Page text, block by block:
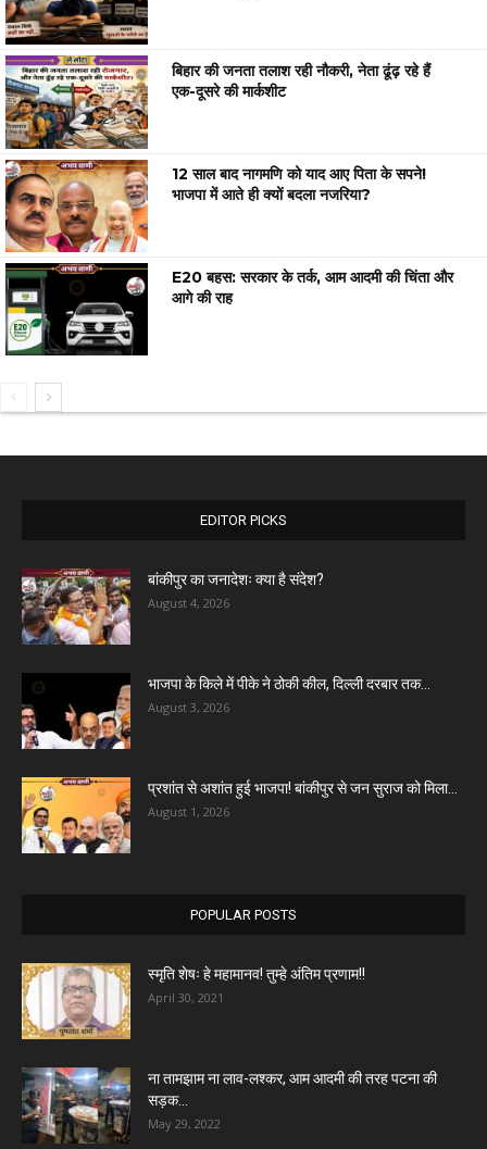
बिहार की जनता तलाश रही नौकरी, नेता ढूंढ़ रहे हैं
एक-दूसरे की मार्कशीट
12 साल बाद नागमणि को याद आए पिता के सपने!
भाजपा में आते ही क्यों बदला नजरिया?
E20 बहस: सरकार के तर्क, आम आदमी की चिंता और
आगे की राह
EDITOR PICKS
बांकीपुर का जनादेशः क्या है संदेश?
August 4, 2026
भाजपा के किले में पीके ने ठोकी कील, दिल्ली दरबार तक...
August 3, 2026
प्रशांत से अशांत हुई भाजपा! बांकीपुर से जन सुराज को मिला...
August 1, 2026
POPULAR POSTS
स्मृति शेषः हे महामानव! तुम्हे अंतिम प्रणाम!!
April 30, 2021
ना तामझाम ना लाव-लश्कर, आम आदमी की तरह पटना की
सड़क...
May 29, 2022